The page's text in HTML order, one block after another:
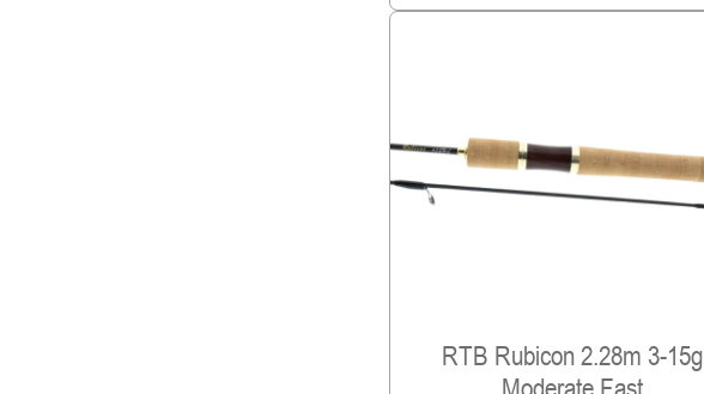
RTB Rubicon 2.28m 3-15g